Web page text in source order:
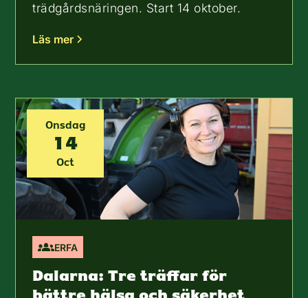
trädgårdsnäringen. Start 14 oktober.
Läs mer
Onsdag
14
Oct
ERFA
Dalarna: Tre träffar för